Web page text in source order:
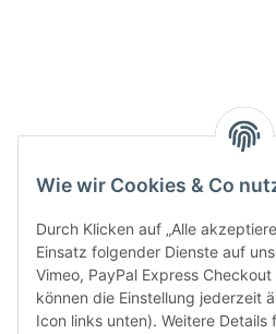
Wie wir Cookies & Co
Durch Klicken auf „Alle
Einsatz folgender Dienste auf
Vimeo, PayPal Express
können die Einstellung jederzeit
Icon links unten). Weitere Details
Gesetzliche Informationen